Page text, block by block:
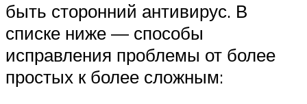
быть сторонний антивирус. В
списке ниже — способы
исправления проблемы от более
простых к более сложным: